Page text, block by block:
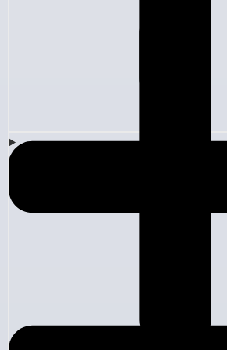
Empresa